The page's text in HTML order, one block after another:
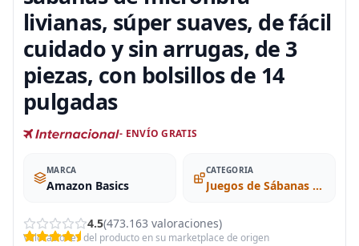
livianas, súper suaves, de fácil
cuidado y sin arrugas, de 3
piezas, con bolsillos de 14
pulgadas
- ENVÍO GRATIS
MARCA
Amazon Basics
CATEGORIA
Juegos de Sábanas y Fundas de Almohada
4.5(473.163 valoraciones)
Valoraciones del producto en su marketplace de origen